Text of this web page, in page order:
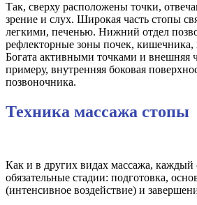
Так, сверху расположены точки,
зрение и слух. Широкая часть стопы
легкими, печенью. Нижний отдел
рефлекторные зоны почек, кишечника,
Богата активными точками и внешняя
примеру, внутренняя боковая
позвоночника.
Техника массажа стопы
Как и в других видах массажа, каждый
обязательные стадии: подготовка,
(интенсивное воздействие) и